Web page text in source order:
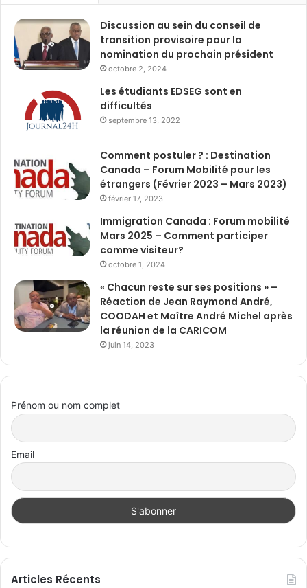
Discussion au sein du conseil de
transition provisoire pour la
nomination du prochain président
octobre 2, 2024
Les étudiants EDSEG sont en
difficultés
septembre 13, 2022
Comment postuler ? : Destination
Canada – Forum Mobilité pour les
étrangers (Février 2023 – Mars 2023)
février 17, 2023
Immigration Canada : Forum mobilité
Mars 2025 – Comment participer
comme visiteur?
octobre 1, 2024
« Chacun reste sur ses positions » –
Réaction de Jean Raymond André,
COODAH et Maître André Michel après
la réunion de la CARICOM
juin 14, 2023
Prénom ou nom complet
Email
Articles Récents